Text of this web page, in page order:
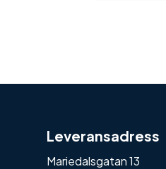
Leveransadress
Mariedalsgatan 13